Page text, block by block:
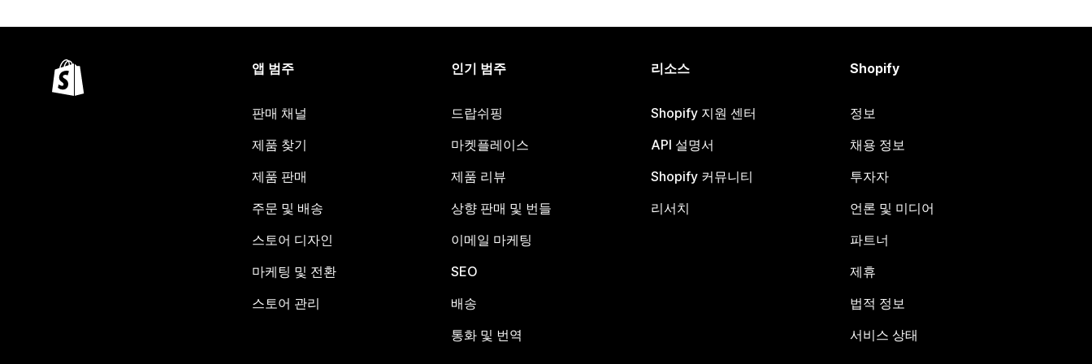
앱 범주
판매 채널
제품 찾기
제품 판매
주문 및 배송
스토어 디자인
마케팅 및 전환
스토어 관리
인기 범주
드랍쉬핑
마켓플레이스
제품 리뷰
상향 판매 및 번들
이메일 마케팅
SEO
배송
통화 및 번역
리소스
Shopify 지원 센터
API 설명서
Shopify 커뮤니티
리서치
Shopify
정보
채용 정보
투자자
언론 및 미디어
파트너
제휴
법적 정보
서비스 상태